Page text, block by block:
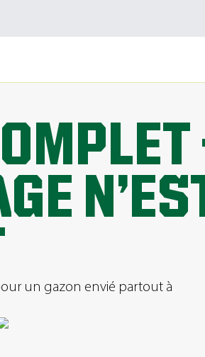
un gazon envié partout à